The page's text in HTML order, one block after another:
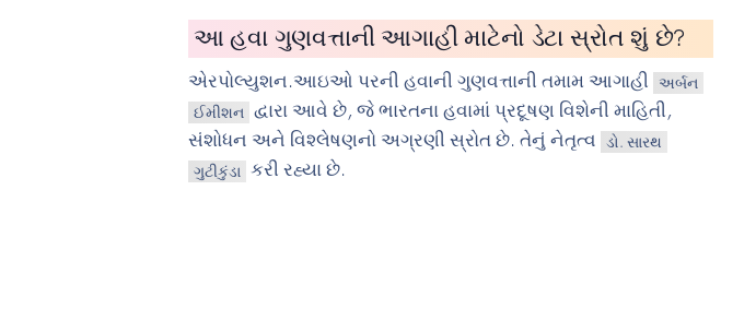
આ હવા ગુણવત્તાની આગાહી માટેનો ડેટા સ્રોત શું છે?
એરપોલ્યુશન.આઇઓ પરની હવાની ગુણવત્તાની તમામ આગાહી
અર્બન
ઈમીશન
દ્વારા આવે છે, જે ભારતના હવામાં પ્રદૂષણ વિશેની માહિતી,
સંશોધન અને વિશ્લેષણનો અગ્રણી સ્રોત છે. તેનું નેતૃત્વ
ડો. સારથ
ગુટીકુંડા
કરી રહ્યા છે.